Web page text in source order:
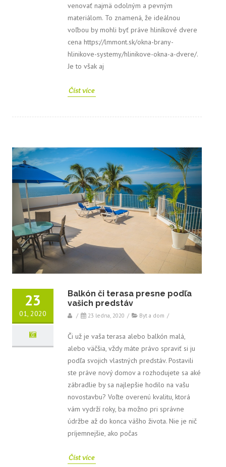
venovať najmä odolným a pevným
materiálom. To znamená, že ideálnou
voľbou by mohli byť práve hliníkové dvere
cena https://lmmont.sk/okna-brany-
hlinikove-systemy/hlinikove-okna-a-dvere/.
Je to však aj
Číst více
23
01, 2020
Balkón či terasa presne podľa
vašich predstáv
/ 23 ledna, 2020 / Byt a dom /
Či už je vaša terasa alebo balkón malá,
alebo väčšia, vždy máte právo spraviť si ju
podľa svojich vlastných predstáv. Postavili
ste práve nový domov a rozhodujete sa aké
zábradlie by sa najlepšie hodilo na vašu
novostavbu? Voľte overenú kvalitu, ktorá
vám vydrží roky, ba možno pri správne
údržbe až do konca vášho života. Nie je nič
príjemnejšie, ako počas
Číst více